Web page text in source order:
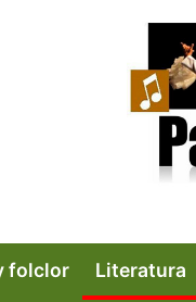
folclor Literatura